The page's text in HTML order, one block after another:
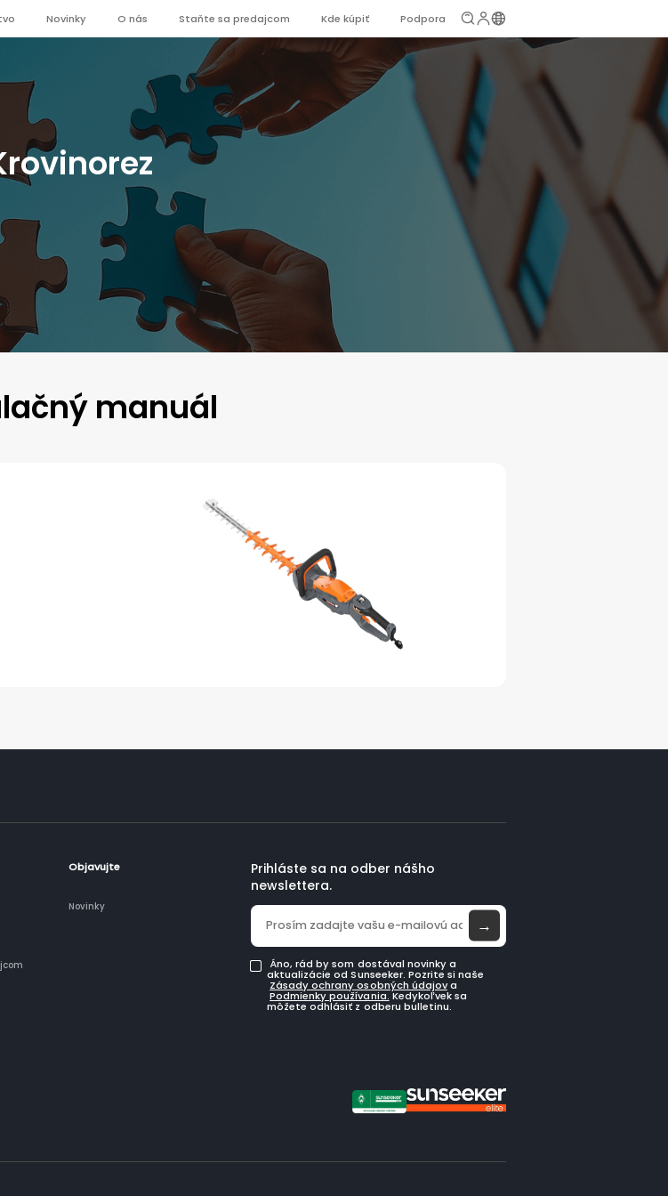
Novinky O nás Staňte sa predajcom Kde kúpiť Podpora
manuál
Objavujte
Novinky
Prihláste sa na odber nášho
newslettera.
→
Áno, rád by som dostával novinky a
aktualizácie od Sunseeker. Pozrite si naše
Zásady ochrany osobných údajova
Podmienky používania.Kedykoľvek sa
môžete odhlásiť z odberu bulletinu.